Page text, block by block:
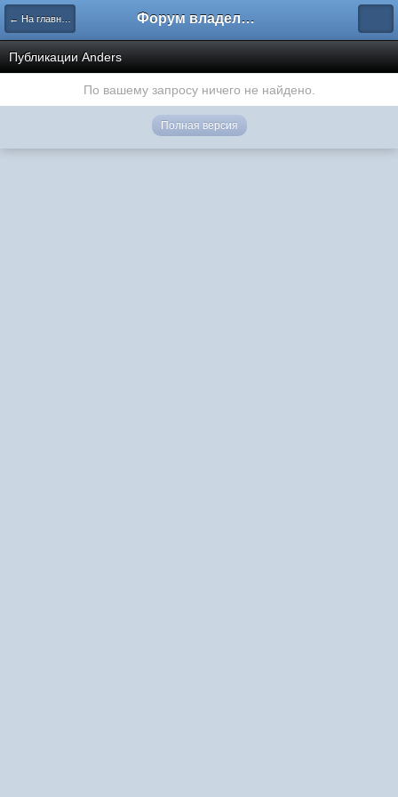
← На главную Форум владельцев интернет-магазинов
Публикации Anders
По вашему запросу ничего не найдено.
Полная версия